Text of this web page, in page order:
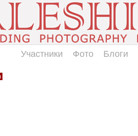
Участники Фото Блоги